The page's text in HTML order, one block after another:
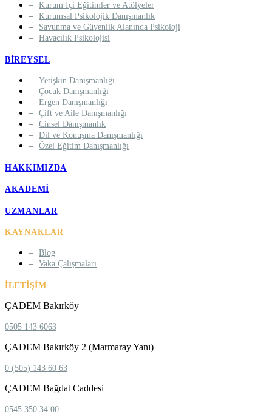
Kurum İçi Eğitimler ve Atölyeler
Kurumsal Psikolojik Danışmanlık
Savunma ve Güvenlik Alanında Psikoloji
Havacılık Psikolojisi
BIREYSEL
Yetişkin Danışmanlığı
Çocuk Danışmanlığı
Ergen Danışmanlığı
Çift ve Aile Danışmanlığı
Cinsel Danışmanlık
Dil ve Konuşma Danışmanlığı
Özel Eğitim Danışmanlığı
HAKKIMIZDA
AKADEMI
UZMANLAR
KAYNAKLAR
Blog
Vaka Çalışmaları
İLETIŞIM
ÇADEM Bakırköy
0505 143 6063
ÇADEM Bakırköy 2 (Marmaray Yanı)
0 (505) 143 60 63
ÇADEM Bağdat Caddesi
0545 350 34 00